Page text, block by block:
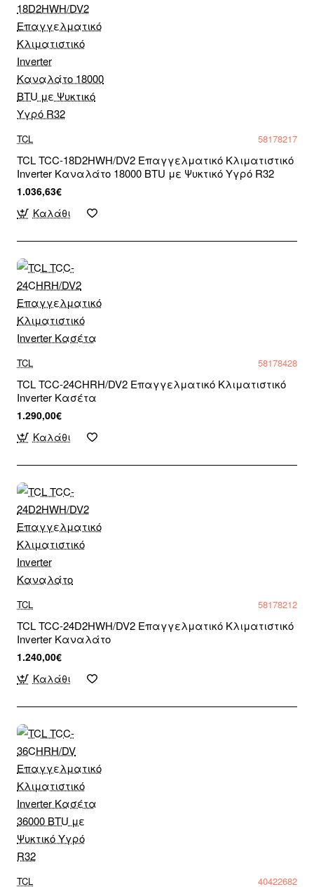
TCL 58178217
TCL TCC-18D2HWH/DV2 Επαγγελματικό Κλιματιστικό
Inverter Καναλάτο 18000 BTU με Ψυκτικό Υγρό R32
1.036,63€
Καλάθι
TCL 58178428
TCL TCC-24CHRH/DV2 Επαγγελματικό Κλιματιστικό
Inverter Κασέτα
1.290,00€
Καλάθι
TCL 58178212
TCL TCC-24D2HWH/DV2 Επαγγελματικό Κλιματιστικό
Inverter Καναλάτο
1.240,00€
Καλάθι
TCL 40422682